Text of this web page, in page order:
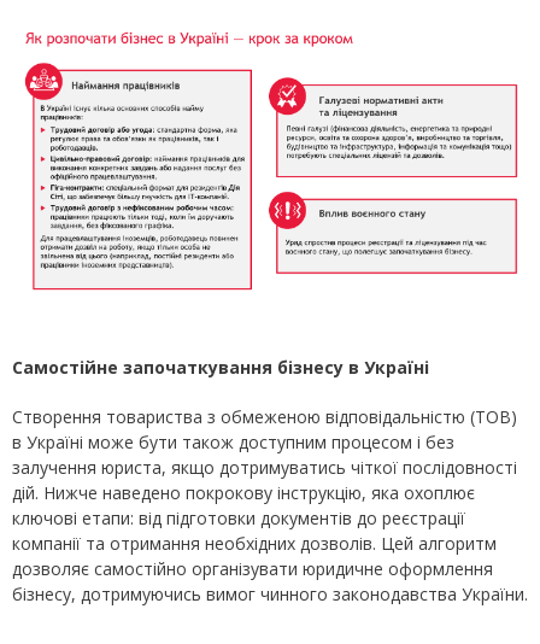
Самостійне започаткування бізнесу в Україні
Створення товариства з обмеженою відповідальністю (ТОВ)
в Україні може бути також доступним процесом і без
залучення юриста, якщо дотримуватись чіткої послідовності
дій. Нижче наведено покрокову інструкцію, яка охоплює
ключові етапи: від підготовки документів до реєстрації
компанії та отримання необхідних дозволів. Цей алгоритм
дозволяє самостійно організувати юридичне оформлення
бізнесу, дотримуючись вимог чинного законодавства України.